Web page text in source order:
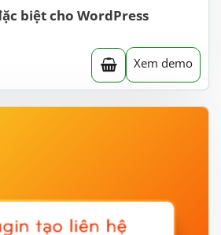
biệt cho WordPress
Xem demo